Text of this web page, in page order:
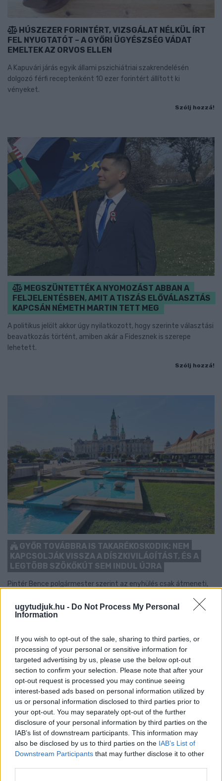
ugytudjuk.hu - Do Not Process My Personal
Information
If you wish to opt-out of the sale, sharing to third parties, or
processing of your personal or sensitive information for
targeted advertising by us, please use the below opt-out
section to confirm your selection. Please note that after your
opt-out request is processed you may continue seeing
interest-based ads based on personal information utilized by
us or personal information disclosed to third parties prior to
your opt-out. You may separately opt-out of the further
disclosure of your personal information by third parties on the
IAB’s list of downstream participants. This information may
also be disclosed by us to third parties on the IAB’s List of
Downstream Participants that may further disclose it to other
HÚSZEZER FORINTÉRT, VIZSGÁLAT NÉLKÜL ÍRT
FEL NYUGTATÓT – A GYŐRI ÜGYÉSZSÉG VÁDAT
EMELTEK AZ ORVOS ELLEN
A Kapuvári járás egyik állami pszichiátriai szakrendelésén
dolgozó férfi receptenként 10 ezer forintért állított ki
vényeket.
Szólj hozzá!
MEGSZÜNTETTÉK A NYOMOZÁST ABBAN A
FELJELENTÉSBEN, AMIT A TISZÁS ELŐVÁLASZTÁS
KAPCSÁN NÉMETH MARTIN TETT MEG
A politikus jelölt akkor úgy nyilatkozott, hogy szerinte választási
beavatkozás történt, amiben akár a Fidesznek is szerepe
lehetett.
Szólj hozzá!
GYŐR TOVÁBBRA IS TAKARÉKOSKODIK: NEM
KAPCSOLJÁK VISSZA A DÍSZKIVILÁGÍTÁST, ÉS A
LEGTÖBB SZÖKŐKÚT SEM INDUL ÚJRA
Pintér Bence polgármester szerint az enyhülés csak átmeneti,
energiahasználat csökkentésére hozott városi intézkedéseket.